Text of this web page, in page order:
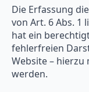
Die Erfassung
von Art. 6 Abs. 1
hat ein
fehlerfreien
Website – hierzu
werden.